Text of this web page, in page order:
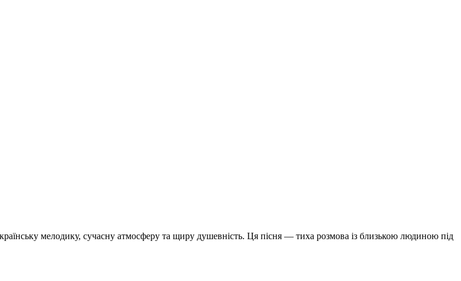
мелодику, сучасну атмосферу та щиру душевність. Ця пісня — тиха розмова із близькою людиною під